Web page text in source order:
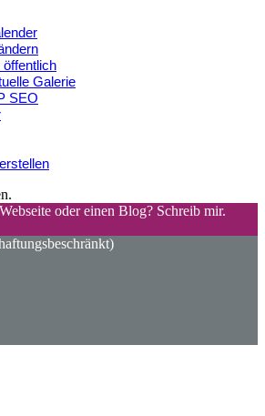
öffentlich
Galerie
SEO
oder einen Blog? Schreib mir.